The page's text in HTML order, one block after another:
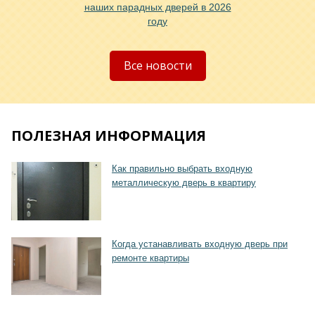
наших парадных дверей в 2026
году
Все новости
ПОЛЕЗНАЯ ИНФОРМАЦИЯ
Как правильно выбрать входную
металлическую дверь в квартиру
Когда устанавливать входную дверь при
ремонте квартиры